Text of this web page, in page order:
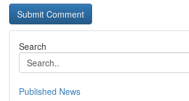
Search
Published News